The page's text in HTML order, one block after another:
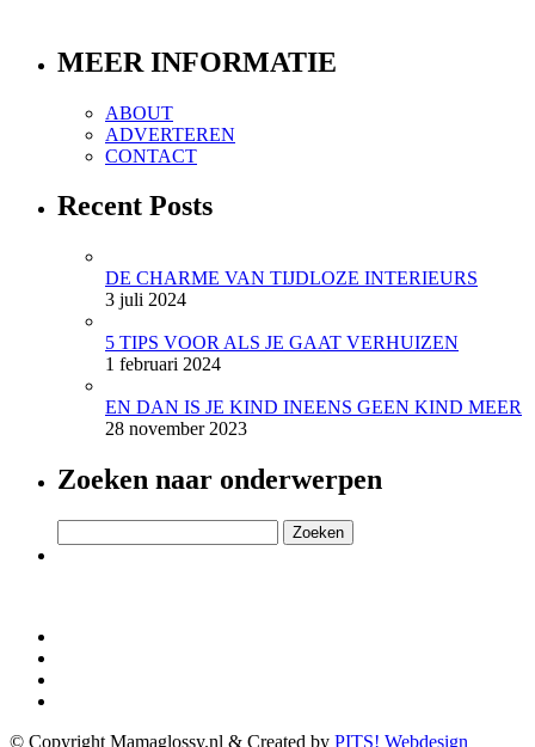
MEER INFORMATIE
ABOUT
ADVERTEREN
CONTACT
Recent Posts
DE CHARME VAN TIJDLOZE INTERIEURS
3 juli 2024
5 TIPS VOOR ALS JE GAAT VERHUIZEN
1 februari 2024
EN DAN IS JE KIND INEENS GEEN KIND MEER
28 november 2023
Zoeken naar onderwerpen
naar:
© Copyright Mamaglossy.nl & Created by PITS! Webdesign